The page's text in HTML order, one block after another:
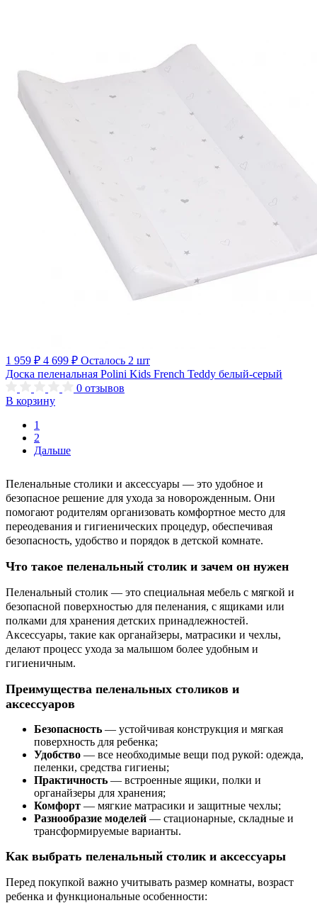
1 959 ₽ 4 699 ₽ Осталось 2 шт
Доска пеленальная Polini Kids French Teddy белый-серый
0 отзывов
В корзину
1
2
Дальше
Пеленальные столики и аксессуары — это удобное и
безопасное решение для ухода за новорожденным. Они
помогают родителям организовать комфортное место для
переодевания и гигиенических процедур, обеспечивая
безопасность, удобство и порядок в детской комнате.
Что такое пеленальный столик и зачем он нужен
Пеленальный столик — это специальная мебель с мягкой и
безопасной поверхностью для пеленания, с ящиками или
полками для хранения детских принадлежностей.
Аксессуары, такие как органайзеры, матрасики и чехлы,
делают процесс ухода за малышом более удобным и
гигиеничным.
Преимущества пеленальных столиков и
аксессуаров
Безопасность — устойчивая конструкция и мягкая
поверхность для ребенка;
Удобство — все необходимые вещи под рукой: одежда,
пеленки, средства гигиены;
Практичность — встроенные ящики, полки и
органайзеры для хранения;
Комфорт — мягкие матрасики и защитные чехлы;
Разнообразие моделей — стационарные, складные и
трансформируемые варианты.
Как выбрать пеленальный столик и аксессуары
Перед покупкой важно учитывать размер комнаты, возраст
ребенка и функциональные особенности: